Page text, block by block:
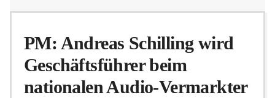
Nachrichten
Flurschelte
PM: Andreas Schilling wird
Geschäftsführer beim
nationalen Audio-Vermarkter